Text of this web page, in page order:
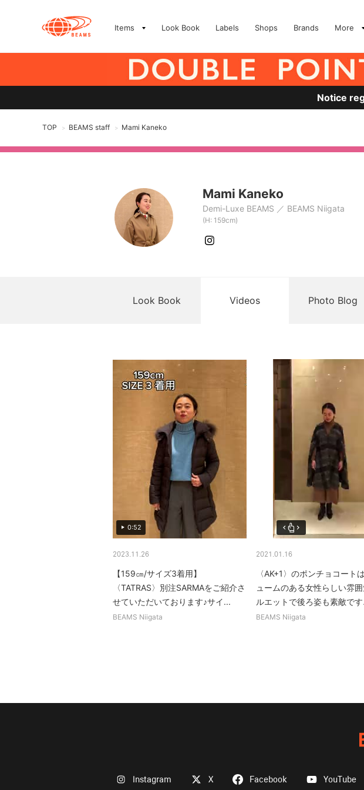
Items Look Book Labels Shops Brands More
Notice
TOP > BEAMS staff > Mami Kaneko
Mami Kaneko
Demi-Luxe BEAMS BEAMS Niigata
(H: 159cm)
Look Book Videos Photo Blog
0:52
2023.11.26
【159㎝/サイズ3着用】
〈TATRAS〉別注SARMAをご紹介さ
せていただいております♪サイ...
BEAMS Niigata
2021.01.16
〈AK+1〉のポンチョコート
ュームのある女性らしい雰
ルエットで後ろ姿も素敵です
BEAMS Niigata
Instagram X Facebook YouTube